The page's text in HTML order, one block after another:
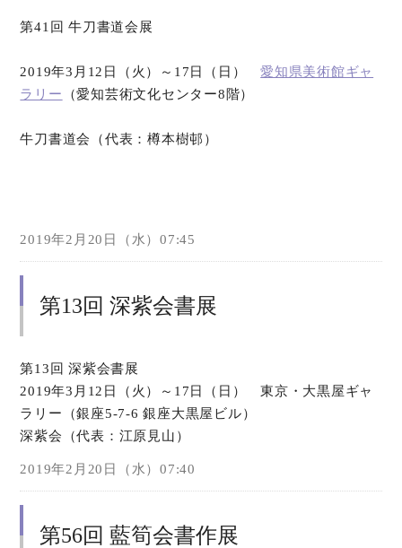
第41回 牛刀書道会展
2019年3月12日（火）～17日（日）愛知県美術館ギャ
ラリー
（愛知芸術文化センター8階）
牛刀書道会（代表：樽本樹邨）
2019年2月20日（水）07:45
第13回 深紫会書展
第13回 深紫会書展
2019年3月12日（火）～17日（日） 東京・大黒屋ギャ
ラリー（銀座5-7-6 銀座大黒屋ビル）
深紫会（代表：江原見山）
2019年2月20日（水）07:40
第56回 藍筍会書作展